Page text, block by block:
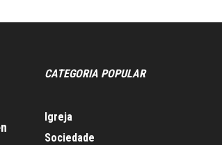
CATEGORIA POPULAR
Igreja
Sociedade